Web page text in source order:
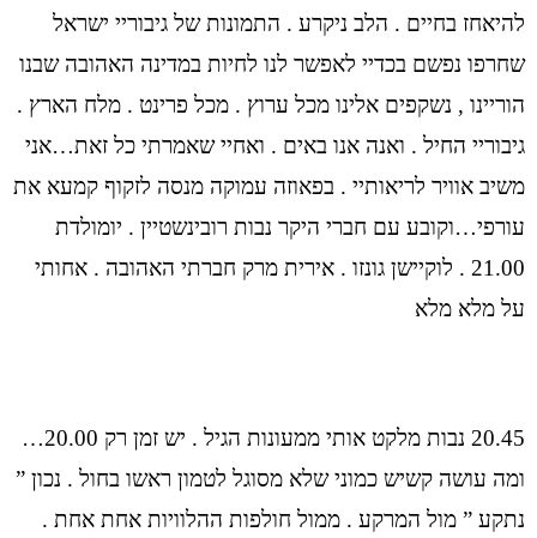
להיאחז בחיים . הלב ניקרע . התמונות של גיבוריי ישראל
שחרפו נפשם בכדיי לאפשר לנו לחיות במדינה האהובה שבנו
הוריינו , נשקפים אלינו מכל ערוץ . מכל פרינט . מלח הארץ .
גיבוריי החיל . ואנה אנו באים . ואחיי שאמרתי כל זאת…אני
משיב אוויר לריאותיי . בפאוזה עמוקה מנסה לזקוף קמעא את
עורפי…וקובע עם חברי היקר נבות רובינשטיין . יומולדת
21.00 . לוקיישן גונזו . אירית מרק חברתי האהובה . אחותי
על מלא מלא
20.45 נבות מלקט אותי ממעונות הגיל . יש זמן רק 20.00…
ומה עושה קשיש כמוני שלא מסוגל לטמון ראשו בחול . נכון ”
נתקע ” מול המרקע . ממול חולפות ההלוויות אחת אחת .